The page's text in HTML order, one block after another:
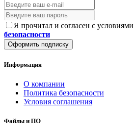
Я прочитал и согласен с условиями
безопасности
Оформить подписку
Информация
О компании
Политика безопасности
Условия соглашения
Файлы и ПО